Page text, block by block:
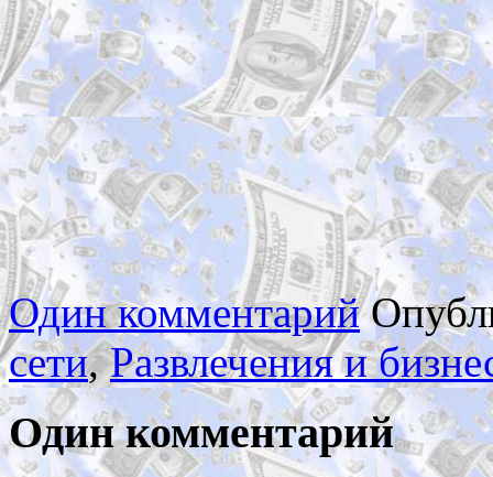
Один комментарий
сети,Развлечения и
Один комментарий